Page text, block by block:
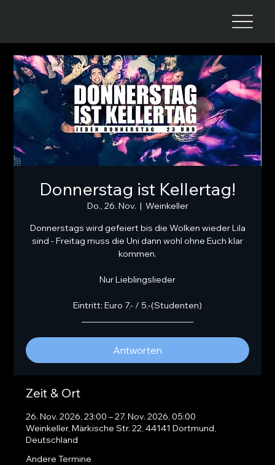
Donnerstag ist Kellertag!
Do., 26. Nov.
  |
Weinkeller
Donnerstags wird gefeiert bis die Wolken wieder Lila
sind - Freitag muss die Uni dann wohl ohne Euch klar
kommen.
Nur Lieblingslieder
Eintritt: Euro 7,- / 5,-(Studenten)
Antworten
Zeit & Ort
26. Nov. 2026, 23:00 – 27. Nov. 2026, 05:00
Weinkeller, Märkische Str. 22, 44141 Dortmund,
Deutschland
Andere Termine